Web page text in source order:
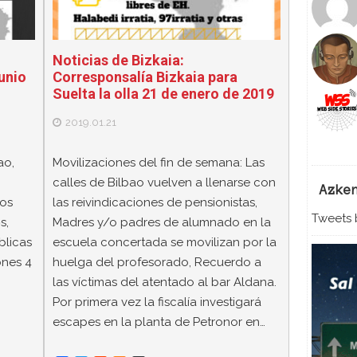
Tweets
4
Noticias de Bizkaia:
Corresponsalía Bizkaia para
Suelta la olla 21 de enero de 2019
2019.01.21
Movilizaciones del fin de semana: Las
calles de Bilbao vuelven a llenarse con
las reivindicaciones de pensionistas,
Madres y/o padres de alumnado en la
escuela concertada se movilizan por la
huelga del profesorado, Recuerdo a
las víctimas del atentado al bar Aldana.
Por primera vez la fiscalía investigará
escapes en la planta de Petronor en…